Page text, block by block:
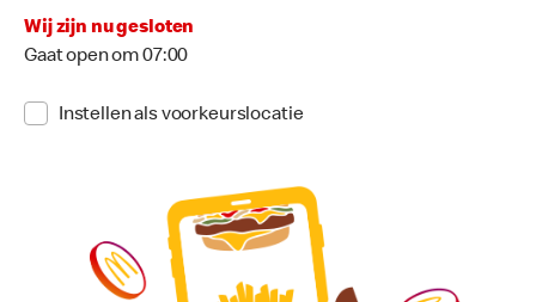
Wij zijn nu gesloten
Gaat open om 07:00
Instellen als voorkeurslocatie